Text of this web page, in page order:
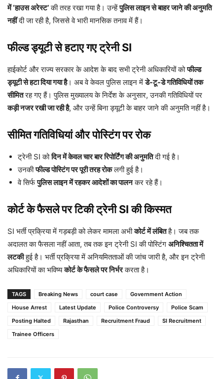
में ‘हाउस अरेस्ट’की तरह रखा गया है। उन्हेंपुलिस लाइन से बाहर जाने की अनुमति
नहींदी जा रही है, जिससे वे भारी मानसिक तनाव में हैं।
फील्ड ड्यूटी से हटाए गए ट्रेनी SI
हाईकोर्ट और राज्य सरकार के आदेश के बाद सभी ट्रेनी अधिकारियों कोफील्ड
ड्यूटी से हटा दिया गया है। अब वे केवल पुलिस लाइन मेंडे-टू-डे गतिविधियों तक
सीमितरह गए हैं। पुलिस मुख्यालय के निर्देश के अनुसार, उनकी गतिविधियों पर
कड़ी नजर रखी जा रही है, और उन्हें बिना ड्यूटी के बाहर जाने की अनुमति नहीं है।
सीमित गतिविधियां और पोस्टिंग पर रोक
ट्रेनी SI कोदिन में केवल चार बार रिपोर्टिंग की अनुमतिदी गई है।
उनकीफील्ड पोस्टिंग पर पूरी तरह रोकलगी हुई है।
वे सिर्फपुलिस लाइन में रहकर आदेशों का पालनकर रहे हैं।
कोर्ट के फैसले पर टिकी ट्रेनी SI की किस्मत
SI भर्ती प्रक्रिया में गड़बड़ी को लेकर मामला अभीकोर्ट में लंबितहै। जब तक
अदालत का फैसला नहीं आता, तब तक इन ट्रेनी SI की पोस्टिंग अनिश्चितता में
लटकीहुई है। भर्ती प्रक्रिया में अनियमितताओं की जांच जारी है, और इन ट्रेनी
अधिकारियों का भविष्यकोर्ट के फैसले पर निर्भरकरता है।
TAGS Breaking News court case
Government Action
House Arrest
Latest Update Police Controversy
Police Scam
Posting Halted
Rajasthan Recruitment Fraud
SI Recruitment
Trainee Officers